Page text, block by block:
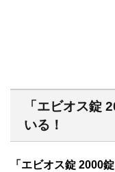
「エビオス錠
いる！
「エビオス錠 2000錠